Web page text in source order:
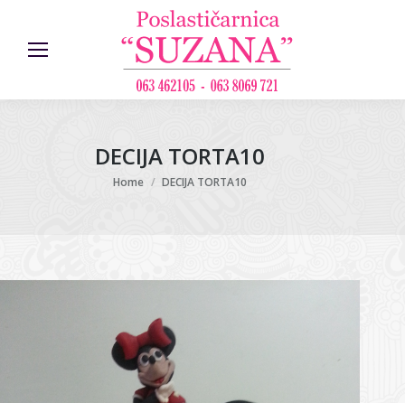
DECIJA TORTA10
You are here:
Home DECIJA TORTA10